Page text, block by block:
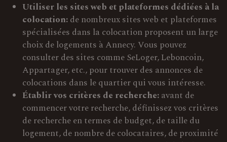
Utiliser les sites web et plateformes dédiées à la
colocation:de nombreux sites web et plateformes
spécialisées dans la colocation proposent un large
choix de logements à Annecy. Vous pouvez
consulter des sites comme SeLoger, Leboncoin,
Appartager, etc., pour trouver des annonces de
colocations dans le quartier qui vous intéresse.
Établir vos critères de recherche:avant de
commencer votre recherche, définissez vos critères
de recherche en termes de budget, de taille du
logement, de nombre de colocataires, de proximité